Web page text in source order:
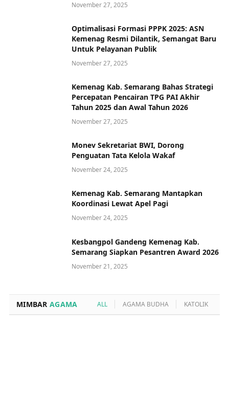
November 27, 2025
Optimalisasi Formasi PPPK 2025: ASN
Kemenag Resmi Dilantik, Semangat Baru
Untuk Pelayanan Publik
November 27, 2025
Kemenag Kab. Semarang Bahas Strategi
Percepatan Pencairan TPG PAI Akhir
Tahun 2025 dan Awal Tahun 2026
November 27, 2025
Monev Sekretariat BWI, Dorong
Penguatan Tata Kelola Wakaf
November 24, 2025
Kemenag Kab. Semarang Mantapkan
Koordinasi Lewat Apel Pagi
November 24, 2025
Kesbangpol Gandeng Kemenag Kab.
Semarang Siapkan Pesantren Award 2026
November 21, 2025
MIMBAR AGAMA ALL AGAMA BUDHA KATOLIK